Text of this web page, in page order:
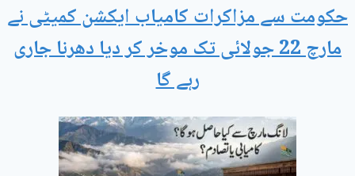
حکومت سے مزاکرات کامیاب ایکشن کمیٹی نے
مارچ 22 جولائی تک موخر کر دیا دھرنا جاری
رہے گا